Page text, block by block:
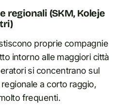
regionali (SKM, Koleje
proprie compagnie
intorno alle maggiori città
si concentrano sul
a corto raggio,
frequenti.